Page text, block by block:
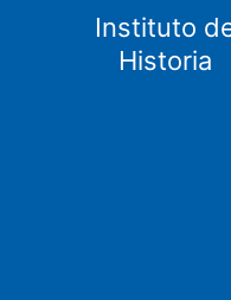
Instituto
Historia